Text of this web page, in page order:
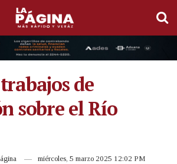
de
sobre el Río
miércoles, 5 marzo 2025 12:02 PM